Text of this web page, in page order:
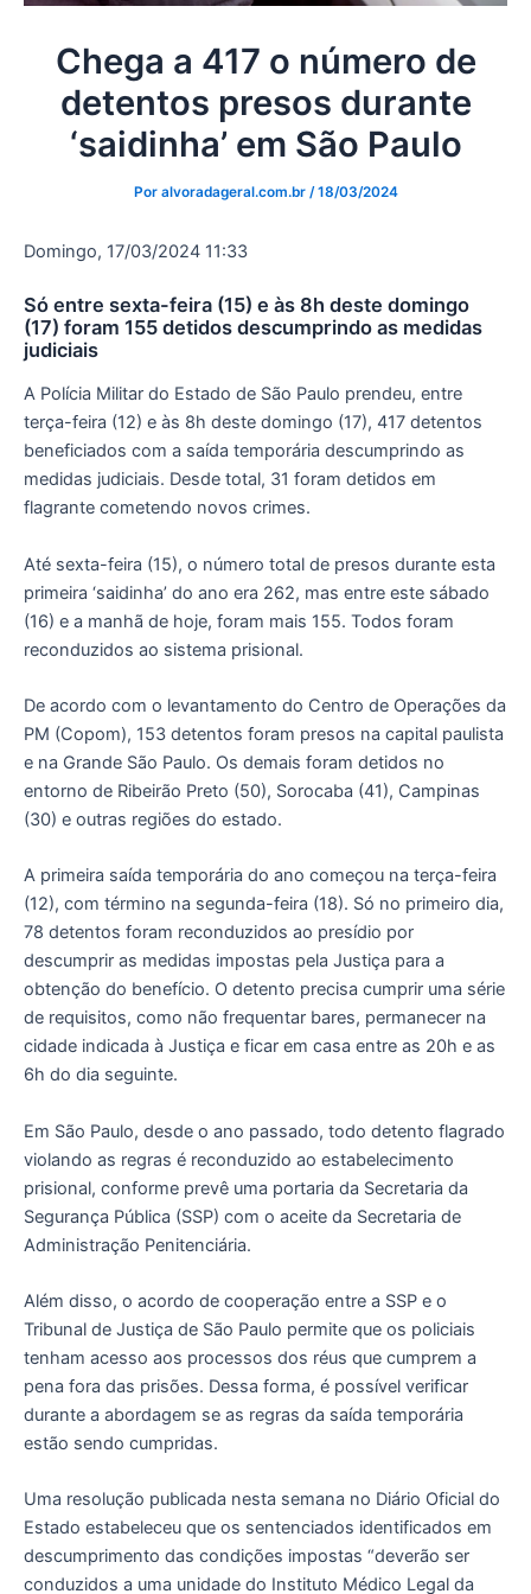
Chega a 417 o número de
detentos presos durante
‘saidinha’ em São Paulo
Por alvoradageral.com.br /18/03/2024
Domingo, 17/03/2024 11:33
Só entre sexta-feira (15) e às 8h deste domingo
(17) foram 155 detidos descumprindo as medidas
judiciais
A Polícia Militar do Estado de São Paulo prendeu, entre
terça-feira (12) e às 8h deste domingo (17), 417 detentos
beneficiados com a saída temporária descumprindo as
medidas judiciais. Desde total, 31 foram detidos em
flagrante cometendo novos crimes.
Até sexta-feira (15), o número total de presos durante esta
primeira ‘saidinha’ do ano era 262, mas entre este sábado
(16) e a manhã de hoje, foram mais 155. Todos foram
reconduzidos ao sistema prisional.
De acordo com o levantamento do Centro de Operações da
PM (Copom), 153 detentos foram presos na capital paulista
e na Grande São Paulo. Os demais foram detidos no
entorno de Ribeirão Preto (50), Sorocaba (41), Campinas
(30) e outras regiões do estado.
A primeira saída temporária do ano começou na terça-feira
(12), com término na segunda-feira (18). Só no primeiro dia,
78 detentos foram reconduzidos ao presídio por
descumprir as medidas impostas pela Justiça para a
obtenção do benefício. O detento precisa cumprir uma série
de requisitos, como não frequentar bares, permanecer na
cidade indicada à Justiça e ficar em casa entre as 20h e as
6h do dia seguinte.
Em São Paulo, desde o ano passado, todo detento flagrado
violando as regras é reconduzido ao estabelecimento
prisional, conforme prevê uma portaria da Secretaria da
Segurança Pública (SSP) com o aceite da Secretaria de
Administração Penitenciária.
Além disso, o acordo de cooperação entre a SSP e o
Tribunal de Justiça de São Paulo permite que os policiais
tenham acesso aos processos dos réus que cumprem a
pena fora das prisões. Dessa forma, é possível verificar
durante a abordagem se as regras da saída temporária
estão sendo cumpridas.
Uma resolução publicada nesta semana no Diário Oficial do
Estado estabeleceu que os sentenciados identificados em
descumprimento das condições impostas “deverão ser
conduzidos a uma unidade do Instituto Médico Legal da